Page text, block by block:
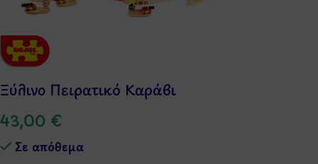
Ξύλινο Πειρατικό Καράβι
43,00 €
Σε απόθεμα